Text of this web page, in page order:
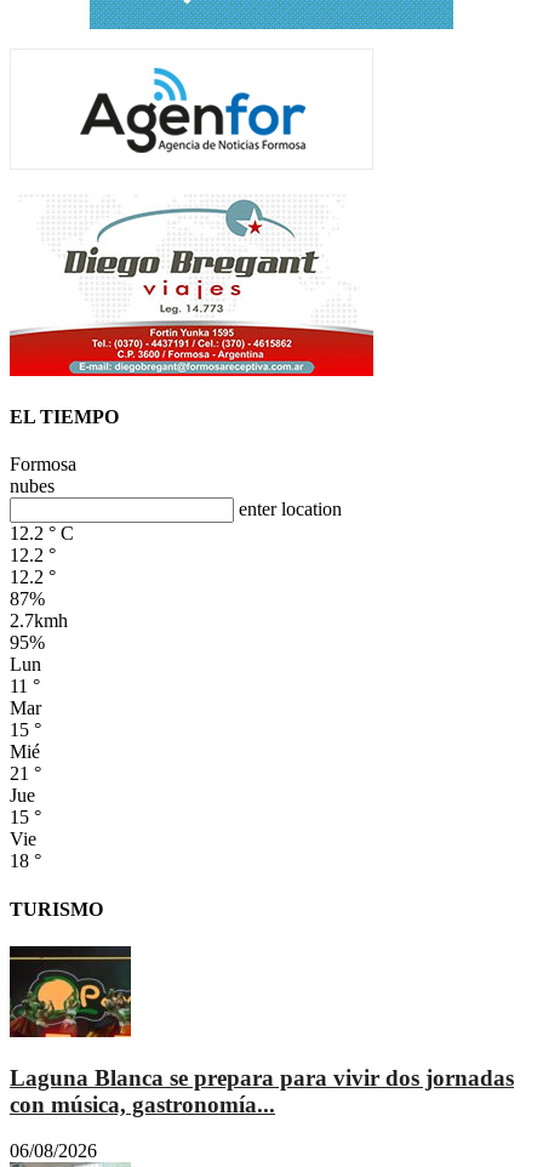
EL TIEMPO
Formosa
nubes
enter location
12.2 ° C
12.2 °
12.2 °
87%
2.7kmh
95%
Lun
11 °
Mar
15 °
Mié
21 °
Jue
15 °
Vie
18 °
TURISMO
Laguna Blanca se prepara para vivir dos jornadas
con música, gastronomía...
06/08/2026